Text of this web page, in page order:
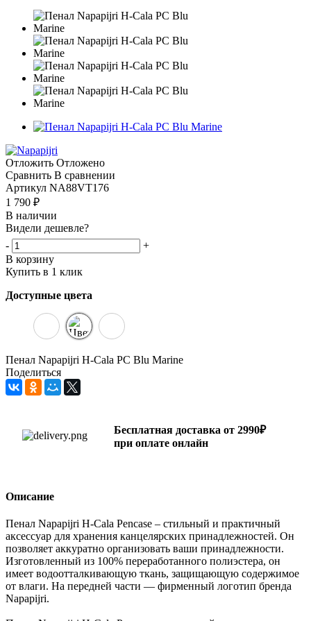
Отложить Отложено
Сравнить В сравнении
Артикул NA88VT176
1 790 ₽
В наличии
Видели дешевле?
-
+
В корзину
Купить в 1 клик
Доступные цвета
Пенал Napapijri H-Cala PC Blu Marine
Поделиться
Бесплатная доставка от 2990₽
при оплате онлайн
Описание
Пенал Napapijri H-Cala Pencase – стильный и практичный
аксессуар для хранения канцелярских принадлежностей. Он
позволяет аккуратно организовать ваши принадлежности.
Изготовленный из 100% переработанного полиэстера, он
имеет водоотталкивающую ткань, защищающую содержимое
от влаги. На передней части — фирменный логотип бренда
Napapijri.